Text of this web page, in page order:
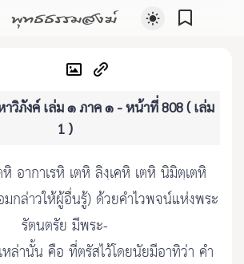
พุทธธรรมสงฆ์
วิภังค์ เล่ม ๑ ภาค ๑ - หน้าที่ 808 ( เล่ม
1 )
อากาเรหิ เตหิ ลิงฺเคหิ เตหิ นิมิตฺเตหิ
กล่าวให้ผู้อื่นรู้) ด้วยคำไวพจน์แห่งพระ
รัตนตรัย มีพระ-
ล่านั้น คือ ที่ตรัสไว้โดยนัยมีอาทิว่า คำ